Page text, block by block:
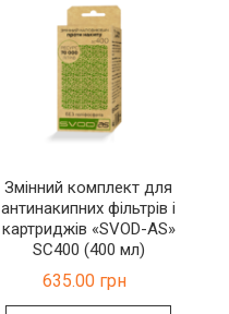
Змінний комплект для
антинакипних фільтрів і
картриджів «SVOD-AS»
SC400 (400 мл)
635.00 грн